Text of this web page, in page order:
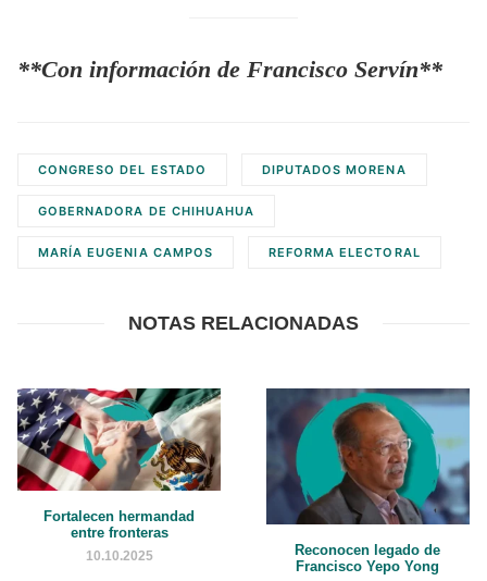
**Con información de Francisco Servín**
CONGRESO DEL ESTADO DIPUTADOS MORENA
GOBERNADORA DE CHIHUAHUA
MARÍA EUGENIA CAMPOS REFORMA ELECTORAL
NOTAS RELACIONADAS
Fortalecen hermandad
entre fronteras
10.10.2025
Reconocen legado de
Francisco Yepo Yong